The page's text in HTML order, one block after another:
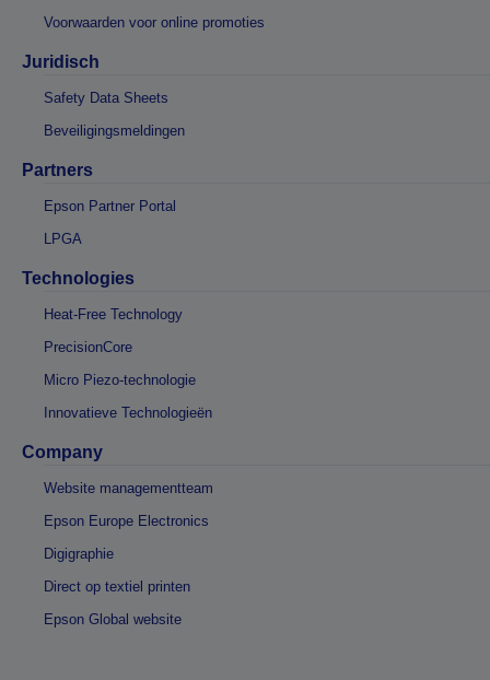
Voorwaarden voor online promoties
Juridisch
Safety Data Sheets
Beveiligingsmeldingen
Partners
Epson Partner Portal
LPGA
Technologies
Heat-Free Technology
PrecisionCore
Micro Piezo-technologie
Innovatieve Technologieën
Company
Website managementteam
Epson Europe Electronics
Digigraphie
Direct op textiel printen
Epson Global website